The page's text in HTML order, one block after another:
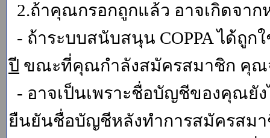
2.ถ้าคุณกรอกถูกแล้ว อาจเกิดจาก
- ถ้าระบบสนับสนุน COPPA ได้ถู
ปี ขณะที่คุณกำลังสมัครสมาชิก คุ
- อาจเป็นเพราะชื่อบัญชีของคุณยั
ยืนยันชื่อบัญชีหลังทำการสมัครสมา